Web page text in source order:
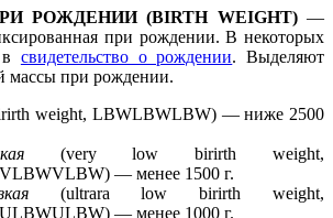
РОЖДЕНИИ (BIRTH WEIGHT)—
при рождении. В некоторых
свидетельство о рождении. Выделяют
массы при рождении.
weight, LBWLBWLBW) — ниже 2500
(very low birirth weight,
— менее 1500 г.
(ultrara low birirth weight,
— менее 1000 г.